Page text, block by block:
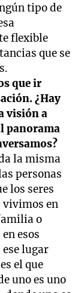
tipo de
flexible
que se
que ir
¿Hay
visión a
panorama
la misma
personas
los seres
vivimos en
o
esos
lugar
el que
uno es uno